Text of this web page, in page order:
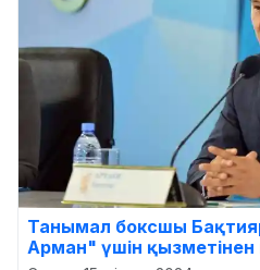
Танымал боксшы
Арман" үшін қызметінен